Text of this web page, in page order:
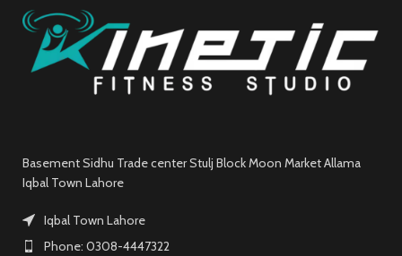
Basement Sidhu Trade center Stulj Block Moon Market Allama
Iqbal Town Lahore
Iqbal Town Lahore
Phone: 0308-4447322